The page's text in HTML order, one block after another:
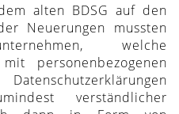
alten BDSG auf den
Neuerungen mussten
welche
personenbezogenen
verständlicher